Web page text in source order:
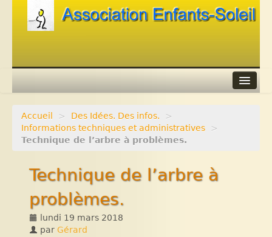
Agenda
Adhérer
Contacts
Liens
Accueil > Des Idées. Des infos.
>
Informations techniques et administratives
>
Technique de l’arbre à problèmes.
Technique de l’arbre à
problèmes.
lundi 19 mars 2018
par Gérard